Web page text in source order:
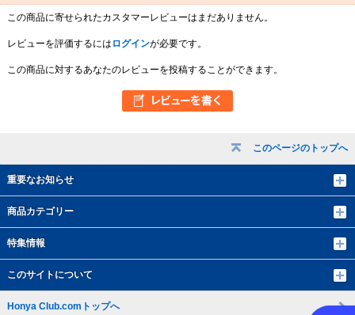
このページのトップへ
重要なお知らせ
商品カテゴリー
特集情報
このサイトについて
この商品に寄せられたカスタマーレビューはまだありません。
レビューを評価するには ログインが必要です。
この商品に対するあなたのレビューを投稿することができます。
Honya Club.comトップへ